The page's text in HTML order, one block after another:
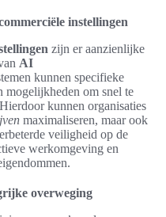
instellingen
zijn er aanzienlijke
AI
kunnen specifieke
mogelijkheden om snel te
kunnen organisaties
maximaliseren, maar ook
veiligheid op de
werkomgeving en
overweging